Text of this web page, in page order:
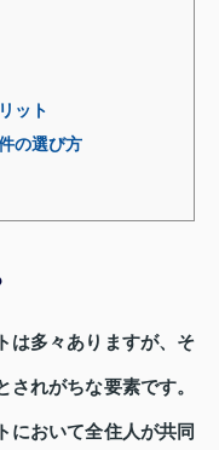
ット
の選び方
は多々ありますが、そ
れがちな要素です。
において全住人が共同